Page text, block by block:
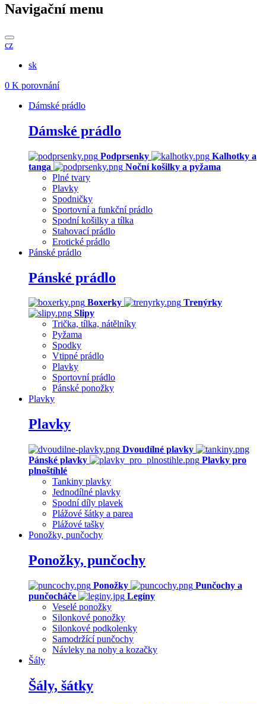
Navigační menu
cz
sk
0 K porovnání
Dámské prádlo
Dámské prádlo
Podprsenky
Kalhotky a
tanga
Noční košilky a pyžama
Plné tvary
Plavky
Spodničky
Sportovní a funkční prádlo
Spodní košilky a tílka
Stahovací prádlo
Erotické prádlo
Pánské prádlo
Pánské prádlo
Boxerky
Trenýrky
Slipy
Trička, tílka, nátělníky
Pyžama
Spodky
Vtipné prádlo
Plavky
Sportovní prádlo
Pánské ponožky
Plavky
Plavky
Dvoudílné plavky
Pánské plavky
Plavky pro
plnoštíhlé
Tankiny plavky
Jednodílné plavky
Spodní díly plavek
Plážové šátky a parea
Plážové tašky
Ponožky, punčochy
Ponožky, punčochy
Ponožky
Punčochy a
punčocháče
Legíny
Veselé ponožky
Silonkové ponožky
Silonkové podkolenky
Samodržící punčochy
Návleky na nohy a kozačky
Šály
Šály, šátky